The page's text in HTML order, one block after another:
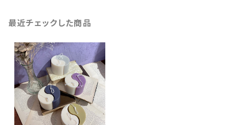
最近チェックした商品